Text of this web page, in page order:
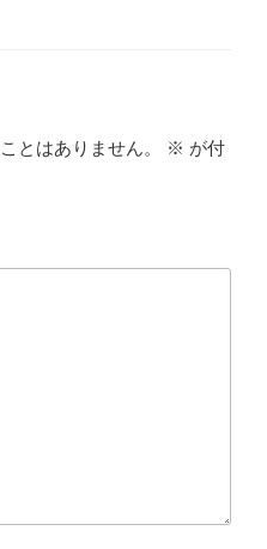
とはありません。 ※ が付